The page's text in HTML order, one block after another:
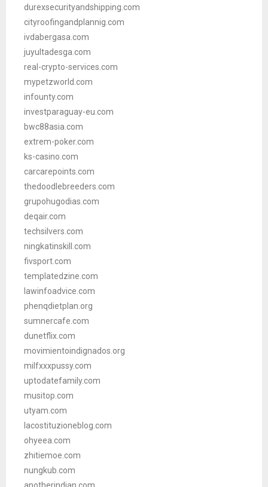
durexsecurityandshipping.com
cityroofingandplannig.com
ivdabergasa.com
juyultadesga.com
real-crypto-services.com
mypetzworld.com
infounty.com
investparaguay-eu.com
bwc88asia.com
extrem-poker.com
ks-casino.com
carcarepoints.com
thedoodlebreeders.com
grupohugodias.com
deqair.com
techsilvers.com
ningkatinskill.com
fivsport.com
templatedzine.com
lawinfoadvice.com
phenqdietplan.org
sumnercafe.com
dunetflix.com
movimientoindignados.org
milfxxxpussy.com
uptodatefamily.com
musitop.com
utyam.com
lacostituzioneblog.com
ohyeea.com
zhitiemoe.com
nungkub.com